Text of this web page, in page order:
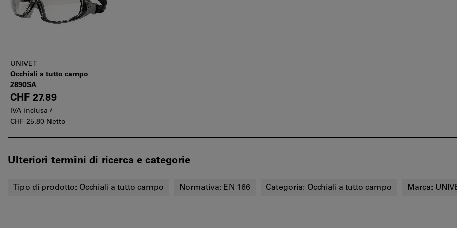
UNIVET
Occhiali a tutto campo
2890SA
CHF 27.89
IVA inclusa /
CHF 25.80 Netto
Ulteriori termini di ricerca e categorie
Tipo di prodotto: Occhiali a tutto campo Normativa: EN 166 Categoria: Occhiali a tutto campo Marca: